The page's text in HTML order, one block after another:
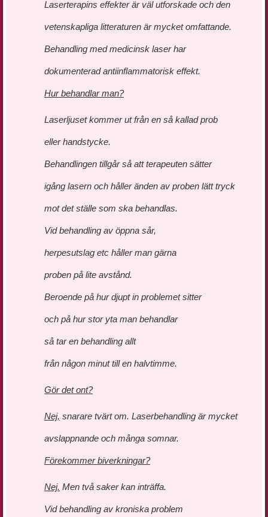
Laserterapins effekter är väl utforskade och den
vetenskapliga litteraturen är mycket omfattande.
Behandling med medicinsk laser har
dokumenterad antiinflammatorisk effekt.
Hur behandlar man?
Laserljuset kommer ut från en så kallad prob
eller handstycke.
Behandlingen tillgår så att terapeuten sätter
igång lasern och håller änden av proben lätt tryck
mot det ställe som ska behandlas.
Vid behandling av öppna sår,
herpesutslag etc håller man gärna
proben på lite avstånd.
Beroende på hur djupt in problemet sitter
och på hur stor yta man behandlar
så tar en behandling allt
från någon minut till en halvtimme.
Gör det ont?
Nej, snarare tvärt om. Laserbehandling är mycket
avslappnande och många somnar.
Förekommer biverkningar?
Nej. Men två saker kan inträffa.
Vid behandling av kroniska problem